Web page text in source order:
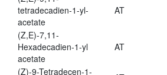
tetradecadien-1-yl-
acetate
AT
(Z,E)-7,11-
Hexadecadien-1-yl
acetate
AT
(Z)-9-Tetradecen-1-